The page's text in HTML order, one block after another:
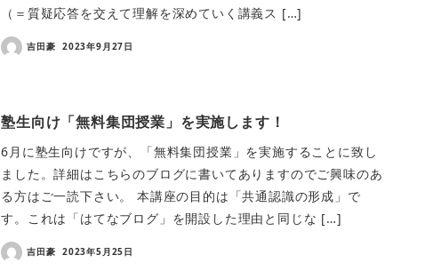
（＝質疑応答を交えて理解を深めていく講義ス […]
吉田豪 2023年9月27日
塾生向け「無料集団授業」を実施します！
6月に塾生向けですが、「無料集団授業」を実施することに致し
ました。詳細はこちらのブログに書いてありますのでご興味のあ
る方はご一読下さい。 本講座の目的は「共通認識の形成」で
す。これは「はてなブログ」を開設した理由と同じな […]
吉田豪 2023年5月25日